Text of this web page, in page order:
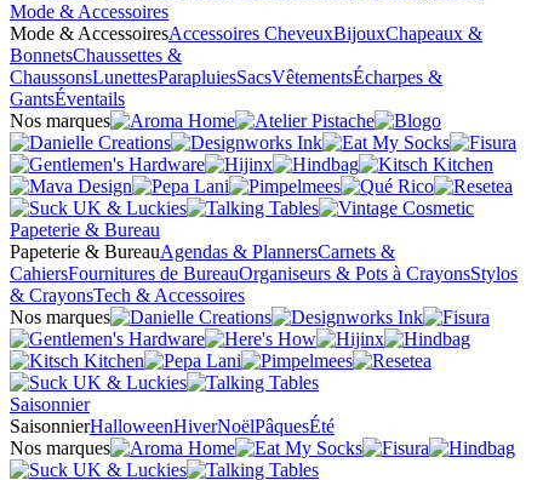
Mode & Accessoires
Mode & AccessoiresAccessoires CheveuxBijouxChapeaux &
BonnetsChaussettes &
ChaussonsLunettesParapluiesSacsVêtementsÉcharpes &
GantsÉventails
Nos marques
Papeterie & Bureau
Papeterie & BureauAgendas & PlannersCarnets &
CahiersFournitures de BureauOrganiseurs & Pots à CrayonsStylos
& CrayonsTech & Accessoires
Nos marques
Saisonnier
SaisonnierHalloweenHiverNoëlPâquesÉté
Nos marques